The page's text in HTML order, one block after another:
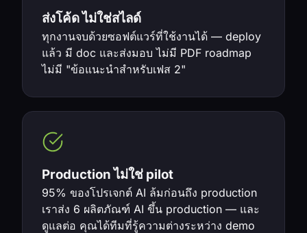
ส่งโค้ด ไม่ใช่สไลด์
ทุกงานจบด้วยซอฟต์แวร์ที่ใช้งานได้ — deploy
แล้ว มี doc และส่งมอบ ไม่มี PDF roadmap
ไม่มี "ข้อแนะนำสำหรับเฟส 2"
Production ไม่ใช่ pilot
95% ของโปรเจกต์ AI ล้มก่อนถึง production
เราส่ง 6 ผลิตภัณฑ์ AI ขึ้น production — และ
ดูแลต่อ คุณได้ทีมที่รู้ความต่างระหว่าง demo